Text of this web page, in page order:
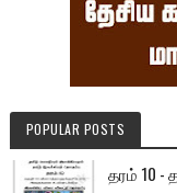
POPULAR POSTS
தரம் 10 -